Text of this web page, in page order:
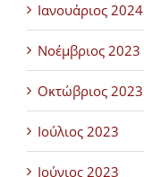
Ιανουάριος 2024
Νοέμβριος 2023
Οκτώβριος 2023
Ιούλιος 2023
Ιούνιος 2023